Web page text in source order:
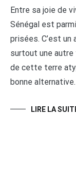
Entre sa joie de
Sénégal est
prisées. C’est un
surtout une autre
de cette terre
bonne
LIRE LA